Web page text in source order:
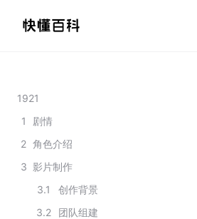
1921
1
剧情
2 角色介绍
3 影片制作
3.1
创作背景
3.2
团队组建